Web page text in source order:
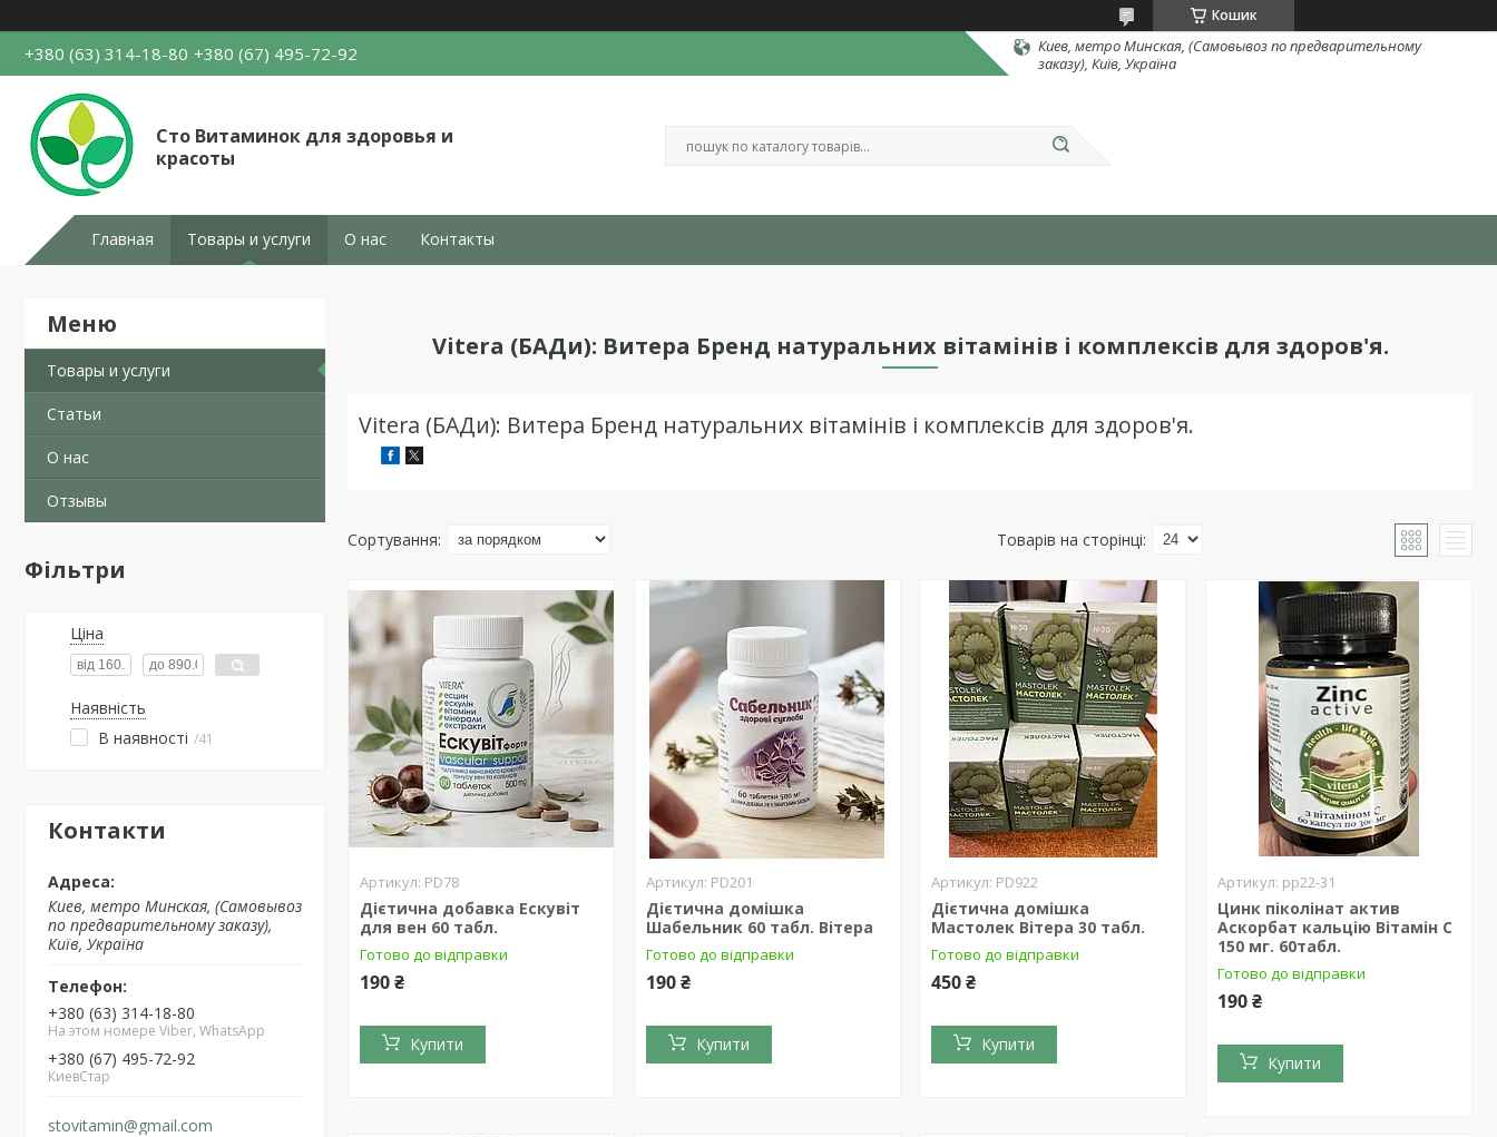
Кошик
+380 (63) 314-18-80 +380 (67) 495-72-92
Киев, метро Минская, (Самовывоз по предварительному
заказу), Київ, Україна
Сто Витаминок для здоровья и
красоты
Главная Товары и услуги О нас Контакты
Товары и услуги
Статьи
О нас
Отзывы
Фільтри
Ціна
Наявність
В наявності
41
Контакти
Киев, метро Минская, (Самовывоз
по предварительному заказу),
Київ, Україна
+380 (63) 314-18-80
На этом номере Viber, WhatsApp
+380 (67) 495-72-92
КиевСтар
stovitamin@gmail.com
Vitera (БАДи): Витера Бренд натуральних вітамінів і комплексів для здоров'я.
Vitera (БАДи): Витера Бренд натуральних вітамінів і комплексів для здоров'я.
PD78
Дієтична добавка Ескувіт
для вен 60 табл.
Готово до відправки
190 ₴
Купити
PD201
Дієтична домішка
Шабельник 60 табл. Вітера
Готово до відправки
190 ₴
Купити
PD922
Дієтична домішка
Мастолек Вітера 30 табл.
Готово до відправки
450 ₴
Купити
рр22-31
Цинк піколінат актив
Аскорбат кальцію Вітамін C
150 мг. 60табл.
Готово до відправки
190 ₴
Купити